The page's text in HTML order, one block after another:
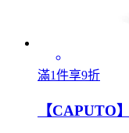
滿1件享9折
【CAPUTO